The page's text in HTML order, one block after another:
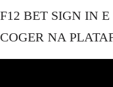
F12 BET SIGN IN
COGER NA